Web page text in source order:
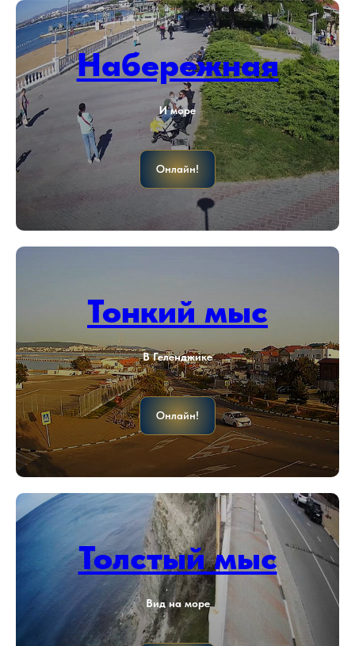
Набережная
И море
Онлайн!
Тонкий мыс
В Геленджике
Онлайн!
Толстый мыс
Вид на море